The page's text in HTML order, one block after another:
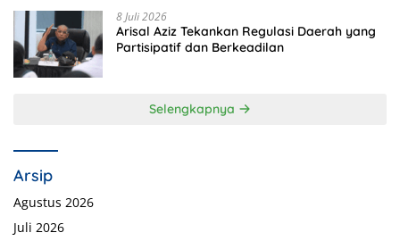
8 Juli 2026
Arisal Aziz Tekankan Regulasi Daerah yang
Partisipatif dan Berkeadilan
Selengkapnya
Arsip
Agustus 2026
Juli 2026